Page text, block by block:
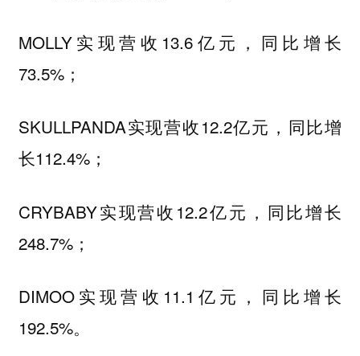
MOLLY实现营收13.6亿元，同比增长
73.5%；
SKULLPANDA实现营收12.2亿元，同比增
长112.4%；
CRYBABY实现营收12.2亿元，同比增长
248.7%；
DIMOO实现营收11.1亿元，同比增长
192.5%。